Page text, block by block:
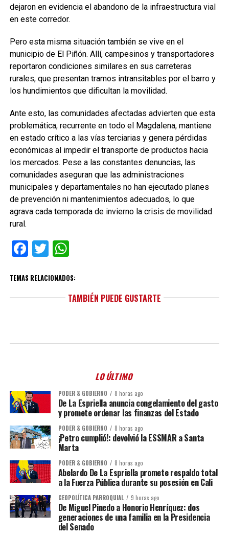
dejaron en evidencia el abandono de la infraestructura vial
en este corredor.
Pero esta misma situación también se vive en el
municipio de El Piñón. Allí, campesinos y transportadores
reportaron condiciones similares en sus carreteras
rurales, que presentan tramos intransitables por el barro y
los hundimientos que dificultan la movilidad.
Ante esto, las comunidades afectadas advierten que esta
problemática, recurrente en todo el Magdalena, mantiene
en estado crítico a las vías terciarias y genera pérdidas
económicas al impedir el transporte de productos hacia
los mercados. Pese a las constantes denuncias, las
comunidades aseguran que las administraciones
municipales y departamentales no han ejecutado planes
de prevención ni mantenimientos adecuados, lo que
agrava cada temporada de invierno la crisis de movilidad
rural.
Facebook
TwitterWhatsApp
TEMAS RELACIONADOS:
TAMBIÉN PUEDE GUSTARTE
LO ÚLTIMO
PODER & GOBIERNO 8 horas ago
De La Espriella anuncia congelamiento del gasto
y promete ordenar las finanzas del Estado
PODER & GOBIERNO 8 horas ago
¡Petro cumplió!: devolvió la ESSMAR a Santa
Marta
PODER & GOBIERNO 8 horas ago
Abelardo De La Espriella promete respaldo total
a la Fuerza Pública durante su posesión en Cali
GEOPOLÍTICA PARROQUIAL 9 horas ago
De Miguel Pinedo a Honorio Henríquez: dos
generaciones de una familia en la Presidencia
del Senado